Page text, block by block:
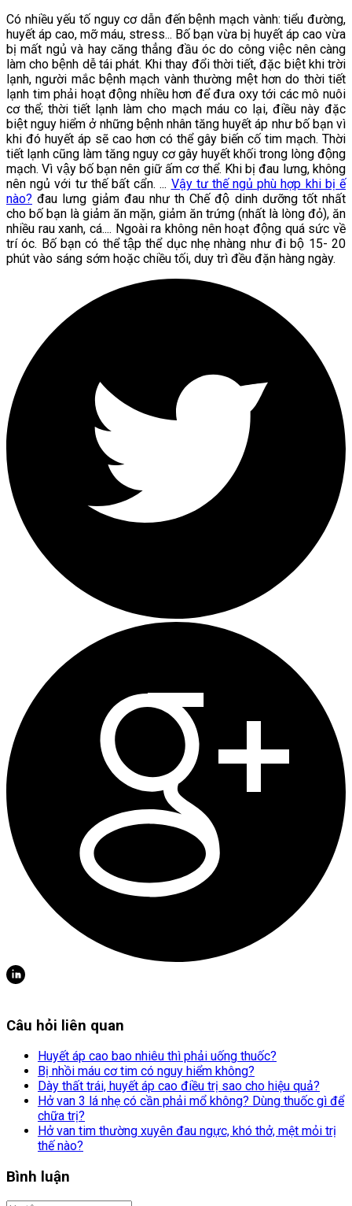
Có nhiều yếu tố nguy cơ dẫn đến bệnh mạch vành: tiểu đường,
huyết áp cao, mỡ máu, stress... Bố bạn vừa bị huyết áp cao vừa
bị mất ngủ và hay căng thẳng đầu óc do công việc nên càng
làm cho bệnh dễ tái phát. Khi thay đổi thời tiết, đặc biệt khi trời
lạnh, người mắc bệnh mạch vành thường mệt hơn do thời tiết
lạnh tim phải hoạt động nhiều hơn để đưa oxy tới các mô nuôi
cơ thể; thời tiết lạnh làm cho mạch máu co lại, điều này đặc
biệt nguy hiểm ở những bệnh nhân tăng huyết áp như bố bạn vì
khi đó huyết áp sẽ cao hơn có thể gây biến cố tim mạch. Thời
tiết lạnh cũng làm tăng nguy cơ gây huyết khối trong lòng động
mạch. Vì vậy bố bạn nên giữ ấm cơ thể. Khi bị đau lưng, không
nên ngủ với tư thế bất cẩn. ... Vậy tư thế ngủ phù hợp khi bị ế
nào? đau lưng giảm đau như th Chế độ dinh dưỡng tốt nhất
cho bố bạn là giảm ăn mặn, giảm ăn trứng (nhất là lòng đỏ), ăn
nhiều rau xanh, cá.... Ngoài ra không nên hoạt động quá sức về
trí óc. Bố bạn có thể tập thể dục nhẹ nhàng như đi bộ 15- 20
phút vào sáng sớm hoặc chiều tối, duy trì đều đặn hàng ngày.
Câu hỏi liên quan
Huyết áp cao bao nhiêu thì phải uống thuốc?
Bị nhồi máu cơ tim có nguy hiểm không?
Dày thất trái, huyết áp cao điều trị sao cho hiệu quả?
Hở van 3 lá nhẹ có cần phải mổ không? Dùng thuốc gì để
chữa trị?
Hở van tim thường xuyên đau ngực, khó thở, mệt mỏi trị
thế nào?
Bình luận